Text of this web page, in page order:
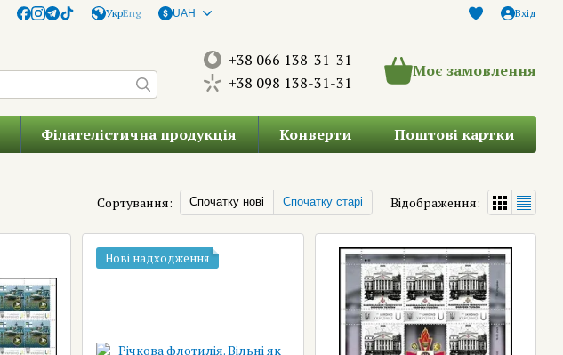
УкрEng UAH Вхід
+38 066 138-31-31
+38 098 138-31-31
Моє замовлення
Філателістична продукція Конверти Поштові картки
Сортування: Спочатку нові Спочатку старі Відображення:
Нові надходження